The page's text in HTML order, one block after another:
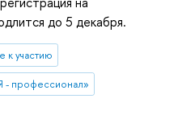
до 5 декабря.
к участию
- профессионал»